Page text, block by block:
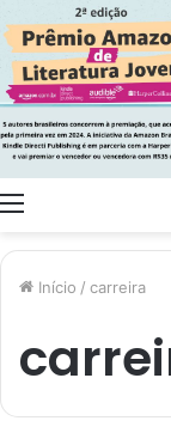
Menu
Início / carreira